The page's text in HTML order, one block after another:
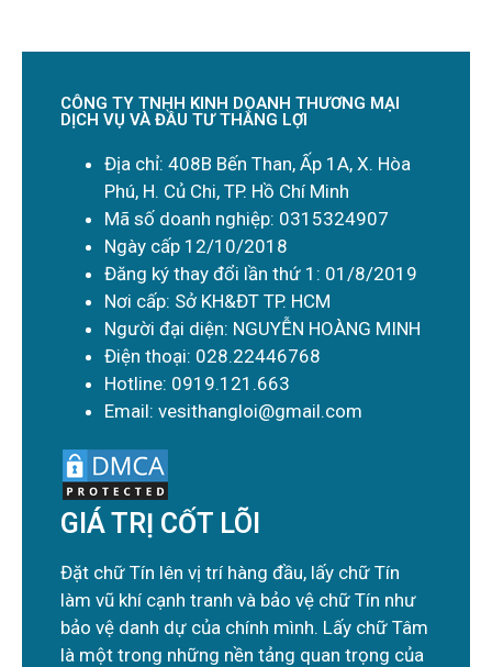
CÔNG TY TNHH KINH DOANH THƯƠNG MẠI
DỊCH VỤ VÀ ĐẦU TƯ THẮNG LỢI
Địa chỉ: 408B Bến Than, Ấp 1A, X. Hòa
Phú, H. Củ Chi, TP. Hồ Chí Minh
Mã số doanh nghiệp: 0315324907
Ngày cấp 12/10/2018
Đăng ký thay đổi lần thứ 1: 01/8/2019
Nơi cấp: Sở KH&ĐT TP. HCM
Người đại diện: NGUYỄN HOÀNG MINH
Điện thoại: 028.22446768
Hotline: 0919.121.663
Email: vesithangloi@gmail.com
GIÁ TRỊ CỐT LÕI
Đặt chữ Tín lên vị trí hàng đầu, lấy chữ Tín
làm vũ khí cạnh tranh và bảo vệ chữ Tín như
bảo vệ danh dự của chính mình. Lấy chữ Tâm
là một trong những nền tảng quan trọng của